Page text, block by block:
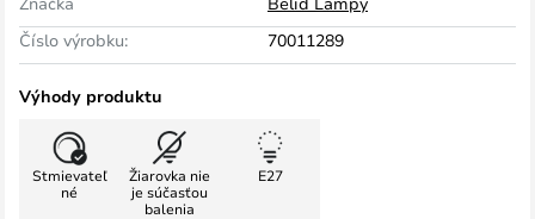
Číslo výrobku:
70011289
Výhody produktu
Stmievateľ
né
Žiarovka nie
je súčasťou
balenia
E27